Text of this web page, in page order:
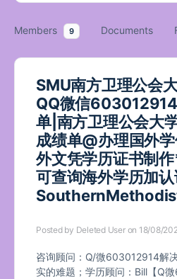
Members 9 Documents
SMU南方卫理公会
QQ微信
单|南方卫理公会大
成绩单@办理国外
外文凭学历证书制
可查询海外学历加
Posted by Deleted User on 18/08/
咨询顾问：Q/微603012914解
实的难题；学历顾问：Bill【Q